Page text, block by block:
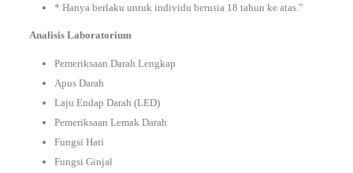
* Hanya berlaku untuk individu berusia 18 tahun ke atas.”
Analisis Laboratorium
Pemeriksaan Darah Lengkap
Apus Darah
Laju Endap Darah (LED)
Pemeriksaan Lemak Darah
Fungsi Hati
Fungsi Ginjal